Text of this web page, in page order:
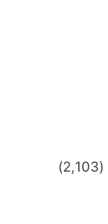
(2,103)